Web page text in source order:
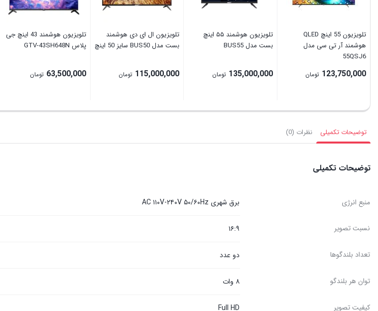
تلویزیون 55 اینچ QLED
هوشمند آر تی سی مدل
55QSJ6
123,750,000 تومان
تلویزیون هوشمند ۵۵ اینچ
بست مدل BUS55
135,000,000 تومان
تلویزیون ال ای دی هوشمند
بست مدل BUS50 سایز 50 اینچ
115,000,000 تومان
تلویزیون هوشمند 43 اینچ جی
پلاس GTV-43SH648N
63,500,000 تومان
توضیحات تکمیلی نظرات (0)
توضیحات تکمیلی
منبع انرژی برق شهری AC ۱۱۰V-۲۴۰V ۵۰/۶۰Hz
نسبت تصویر ۱۶:۹
تعداد بلندگوها دو عدد
توان هر بلندگو ۸ وات
کیفیت تصویر Full HD